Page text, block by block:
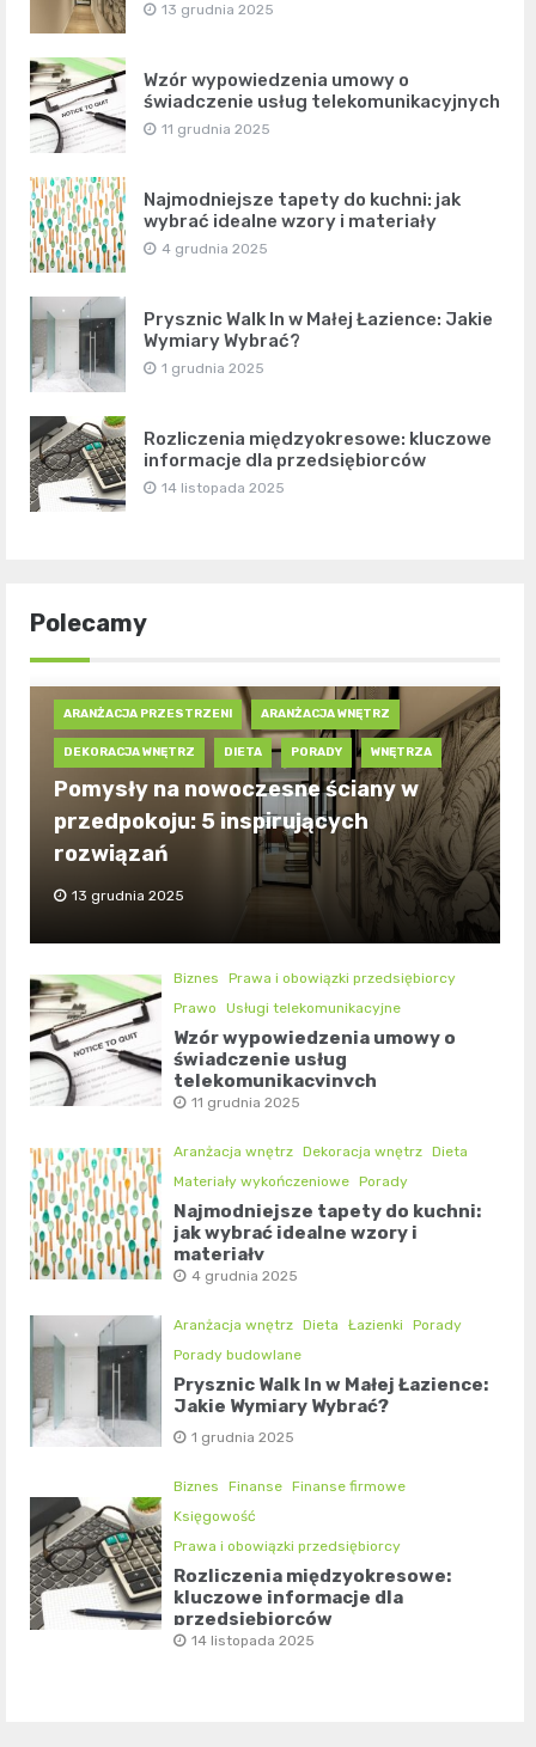
13 grudnia 2025
Wzór wypowiedzenia umowy o
świadczenie usług telekomunikacyjnych
11 grudnia 2025
Najmodniejsze tapety do kuchni: jak
wybrać idealne wzory i materiały
4 grudnia 2025
Prysznic Walk In w Małej Łazience: Jakie
Wymiary Wybrać?
1 grudnia 2025
Rozliczenia międzyokresowe: kluczowe
informacje dla przedsiębiorców
14 listopada 2025
Polecamy
ARANŻACJA PRZESTRZENI ARANŻACJA WNĘTRZ
DEKORACJA WNĘTRZ DIETA PORADY WNĘTRZA
Pomysły na nowoczesne ściany w
przedpokoju: 5 inspirujących
rozwiązań
13 grudnia 2025
Biznes
Prawa i obowiązki przedsiębiorcy
Prawo
Usługi telekomunikacyjne
Wzór wypowiedzenia umowy o
świadczenie usług
telekomunikacyjnych
11 grudnia 2025
Aranżacja wnętrz Dekoracja wnętrz Dieta
Materiały wykończeniowe Porady
Najmodniejsze tapety do kuchni:
jak wybrać idealne wzory i
materiały
4 grudnia 2025
Aranżacja wnętrz Dieta Łazienki
Porady
Porady budowlane
Prysznic Walk In w Małej Łazience:
Jakie Wymiary Wybrać?
1 grudnia 2025
Biznes Finanse Finanse firmowe
Księgowość
Prawa i obowiązki przedsiębiorcy
Rozliczenia międzyokresowe:
kluczowe informacje dla
przedsiębiorców
14 listopada 2025